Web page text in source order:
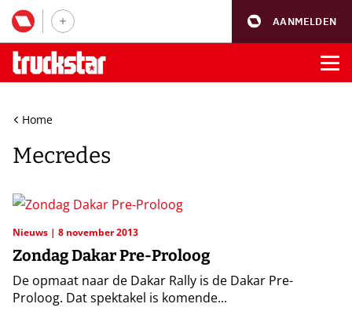
AANMELDEN
Home
Mecredes
Nieuws 8 november 2013
Zondag Dakar Pre-Proloog
De opmaat naar de Dakar Rally is de Dakar Pre-
Proloog. Dat spektakel is komende...